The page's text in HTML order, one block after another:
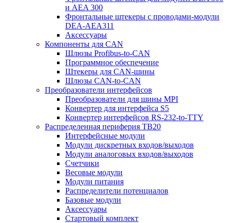
и AEA 300
Фронтальные штекеры с проводами-модули
DEA-AEA311
Аксессуары
Компоненты для CAN
Шлюзы Profibus-to-CAN
Программное обеспечение
Штекеры для CAN-шины
Шлюзы CAN-to-CAN
Преобразователи интерфейсов
Преобразователи для шины MPI
Конвертер для интерфейса S5
Конвертер интерфейсов RS-232-to-TTY
Распределенная периферия TB20
Интерфейсные модули
Модули дискретных входов/выходов
Модули аналоговых входов/выходов
Счетчики
Весовые модули
Модули питания
Распределители потенциалов
Базовые модули
Аксесcуары
Стартовый комплект